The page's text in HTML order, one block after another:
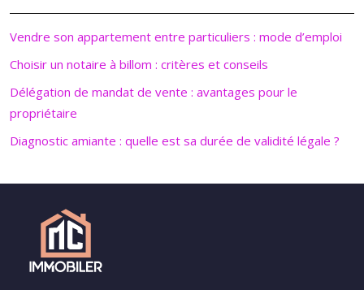
Vendre son appartement entre particuliers : mode d’emploi
Choisir un notaire à billom : critères et conseils
Délégation de mandat de vente : avantages pour le
propriétaire
Diagnostic amiante : quelle est sa durée de validité légale ?